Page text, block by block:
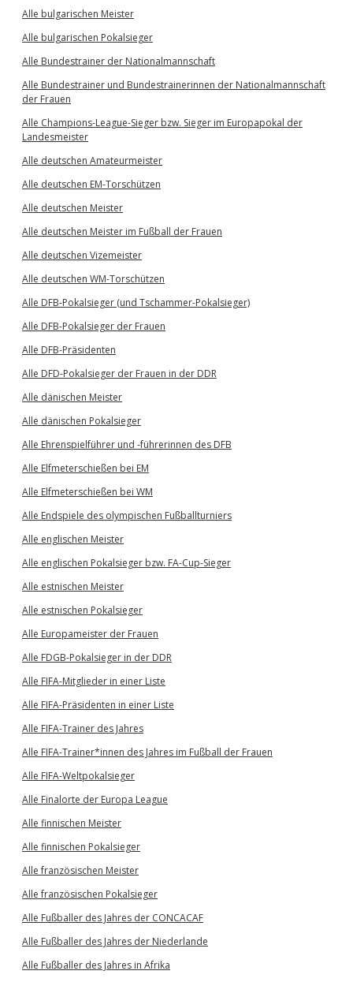
Alle bulgarischen Meister
Alle bulgarischen Pokalsieger
Alle Bundestrainer der Nationalmannschaft
Alle Bundestrainer und Bundestrainerinnen der Nationalmannschaft
der Frauen
Alle Champions-League-Sieger bzw. Sieger im Europapokal der
Landesmeister
Alle deutschen Amateurmeister
Alle deutschen EM-Torschützen
Alle deutschen Meister
Alle deutschen Meister im Fußball der Frauen
Alle deutschen Vizemeister
Alle deutschen WM-Torschützen
Alle DFB-Pokalsieger (und Tschammer-Pokalsieger)
Alle DFB-Pokalsieger der Frauen
Alle DFB-Präsidenten
Alle DFD-Pokalsieger der Frauen in der DDR
Alle dänischen Meister
Alle dänischen Pokalsieger
Alle Ehrenspielführer und -führerinnen des DFB
Alle Elfmeterschießen bei EM
Alle Elfmeterschießen bei WM
Alle Endspiele des olympischen Fußballturniers
Alle englischen Meister
Alle englischen Pokalsieger bzw. FA-Cup-Sieger
Alle estnischen Meister
Alle estnischen Pokalsieger
Alle Europameister der Frauen
Alle FDGB-Pokalsieger in der DDR
Alle FIFA-Mitglieder in einer Liste
Alle FIFA-Präsidenten in einer Liste
Alle FIFA-Trainer des Jahres
Alle FIFA-Trainer*innen des Jahres im Fußball der Frauen
Alle FIFA-Weltpokalsieger
Alle Finalorte der Europa League
Alle finnischen Meister
Alle finnischen Pokalsieger
Alle französischen Meister
Alle französischen Pokalsieger
Alle Fußballer des Jahres der CONCACAF
Alle Fußballer des Jahres der Niederlande
Alle Fußballer des Jahres in Afrika